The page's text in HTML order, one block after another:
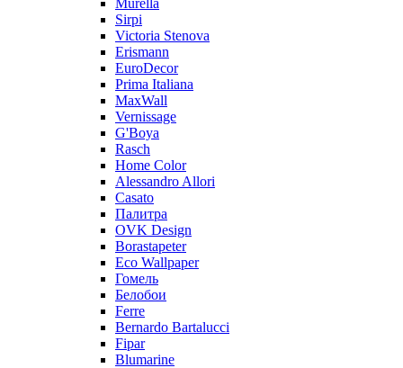
Murella
Sirpi
Victoria Stenova
Erismann
EuroDecor
Prima Italiana
MaxWall
Vernissage
G'Boya
Rasch
Home Color
Alessandro Allori
Casato
Палитра
OVK Design
Borastapeter
Eco Wallpaper
Гомель
Белобои
Ferre
Bernardo Bartalucci
Fipar
Blumarine